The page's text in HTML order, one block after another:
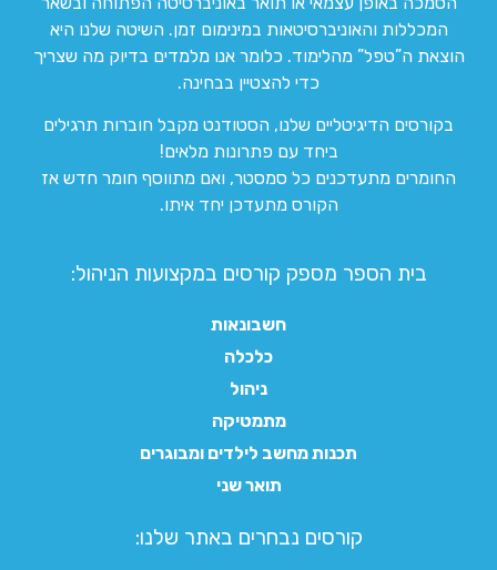
המכללות והאוניברסיטאות במינימום זמן. השיטה שלנו היא
הוצאת ה”טפל” מהלימוד. כלומר אנו מלמדים בדיוק מה שצריך
כדי להצטיין בבחינה.
בקורסים הדיגיטליים שלנו, הסטודנט מקבל חוברות תרגילים
ביחד עם פתרונות מלאים!
החומרים מתעדכנים כל סמסטר, ואם מתווסף חומר חדש אז
הקורס מתעדכן יחד איתו.
בית הספר מספק קורסים במקצועות הניהול:
חשבונאות
כלכלה
ניהול
מתמטיקה
תכנות מחשב לילדים ומבוגרים
תואר שני
קורסים נבחרים באתר שלנו:​